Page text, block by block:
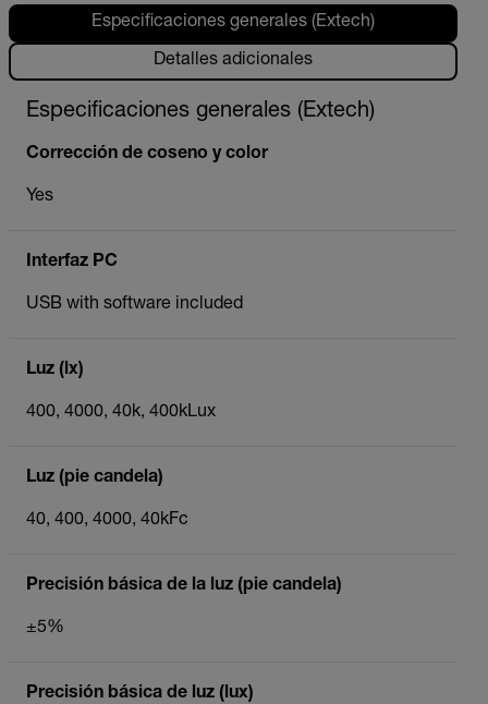
Especificaciones generales (Extech)
Detalles adicionales
Especificaciones generales (Extech)
Corrección de coseno y color
Yes
Interfaz PC
USB with software included
Luz (lx)
400, 4000, 40k, 400kLux
Luz (pie candela)
40, 400, 4000, 40kFc
Precisión básica de la luz (pie candela)
±5%
Precisión básica de luz (lux)